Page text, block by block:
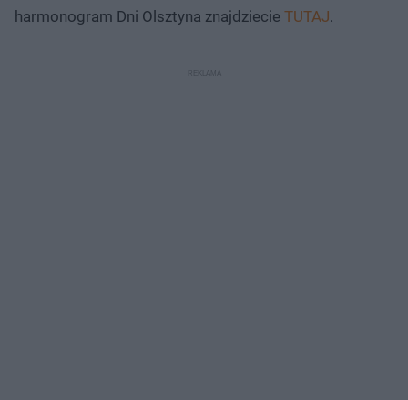
harmonogram Dni Olsztyna znajdziecie TUTAJ.